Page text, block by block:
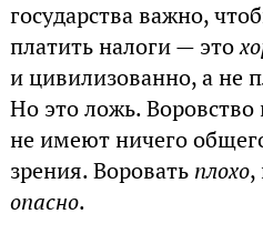
государства важно,
платить налоги — это
и цивилизованно, а не
Но это ложь. Воровство
не имеют ничего
зрения. Воровать плохо,
опасно.